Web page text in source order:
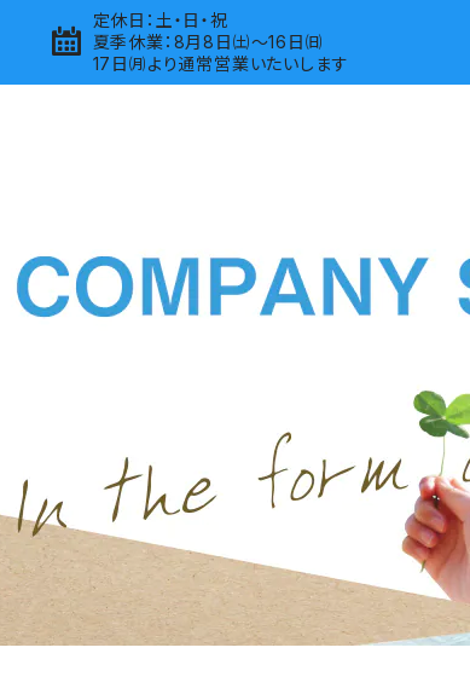
定休日：土・日・祝
夏季休業：8月8日㈯～16日㈰
17日㈪より通常営業いたいします